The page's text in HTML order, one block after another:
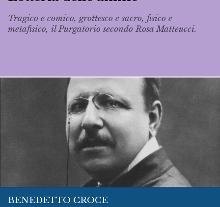
Tragico e comico, grottesco e sacro, fisico e
metafisico, il Purgatorio secondo Rosa Matteucci.
BENEDETTO CROCE